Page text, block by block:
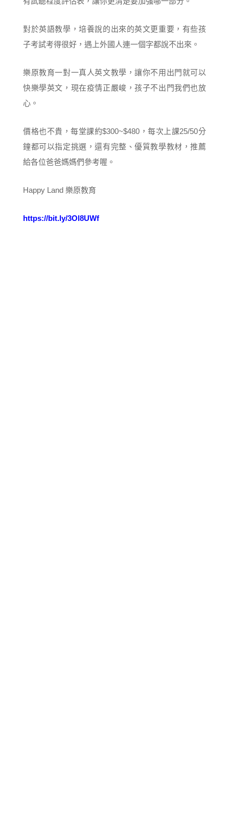
對於英語教學，培養說的出來的英文更重要，有些孩
子考試考得很好，遇上外國人連一個字都說不出來。
樂原教育一對一真人英文教學，讓你不用出門就可以
快樂學英文，現在疫情正嚴峻，孩子不出門我們也放
心。
價格也不貴，每堂課約$300~$480，每次上課25/50分
鐘都可以指定挑選，還有完整、優質教學教材，推薦
給各位爸爸媽媽們參考喔。
Happy Land 樂原教育
https://bit.ly/3Ol8UWf